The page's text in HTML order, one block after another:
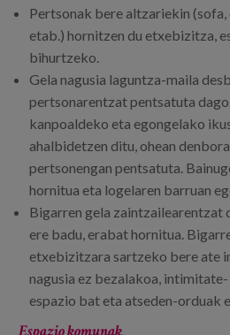
Pertsonak bere altzariekin (sofa,
etab.) hornitzen du etxebizitza,
bihurtzeko.
Gela nagusia laguntza-maila
pertsonarentzat pentsatuta
kanpoaldeko eta egongelako
ahalbidetzen ditu, ohean
pertsonengan pentsatuta.
hornitua eta logelaren barruan
Bigarren gela zaintzailearentzat
ere badu, erabat hornitua.
etxebizitzara sartzeko bere ate
nagusia ez bezalakoa,
espazio bat eta atseden-orduak
Espazio komunak